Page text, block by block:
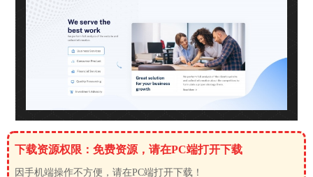
下载资源权限：免费资源，请在PC端打开下载
因手机端操作不方便，请在PC端打开下载！